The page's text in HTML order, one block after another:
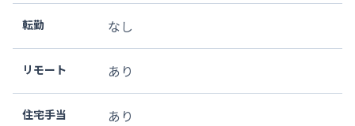
転勤 なし
リモート あり
住宅手当 あり